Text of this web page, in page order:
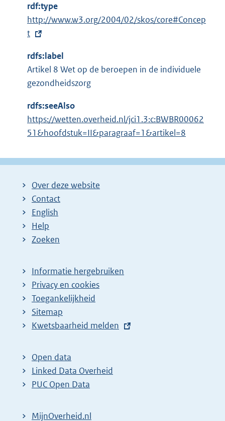
e
r
n
l
k
:
rdf:type
E
x
e
r
n
l
i
k
http://www.w3.org/2004/02/skos/core#Concep
t
rdfs:label
Artikel 8 Wet op de beroepen in de individuele
gezondheidszorg
rdfs:seeAlso
https://wetten.overheid.nl/jci1.3:c:BWBR00062
51&hoofdstuk=II&paragraaf=1&artikel=8
Over deze website
Contact
English
Help
Zoeken
Informatie hergebruiken
Privacy en cookies
Toegankelijkheid
Sitemap
E
t
e
r
Kwetsbaarheid melden
Open data
Linked Data Overheid
PUC Open Data
MijnOverheid.nl